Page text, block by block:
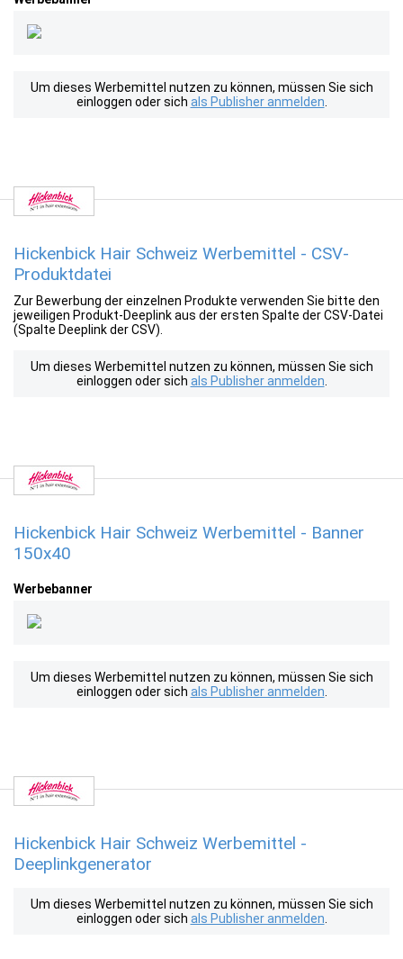
Um dieses Werbemittel nutzen zu können, müssen Sie sich
einloggen oder sich als Publisher anmelden
Hickenbick Hair Schweiz Werbemittel - CSV-
Produktdatei
Zur Bewerbung der einzelnen Produkte verwenden Sie bitte den
jeweiligen Produkt-Deeplink aus der ersten Spalte der CSV-Datei
(Spalte Deeplink der CSV).
Um dieses Werbemittel nutzen zu können, müssen Sie sich
einloggen oder sich als Publisher anmelden
Hickenbick Hair Schweiz Werbemittel - Banner
150x40
Werbebanner
Um dieses Werbemittel nutzen zu können, müssen Sie sich
einloggen oder sich als Publisher anmelden
Hickenbick Hair Schweiz Werbemittel -
Deeplinkgenerator
Um dieses Werbemittel nutzen zu können, müssen Sie sich
einloggen oder sich als Publisher anmelden